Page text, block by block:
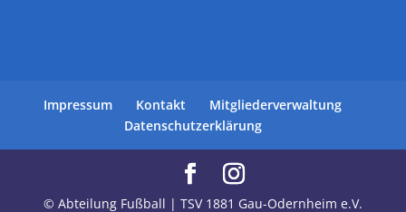
Impressum Kontakt
Mitgliederverwaltung
Datenschutzerklärung
© Abteilung Fußball | TSV 1881 Gau-Odernheim e.V.